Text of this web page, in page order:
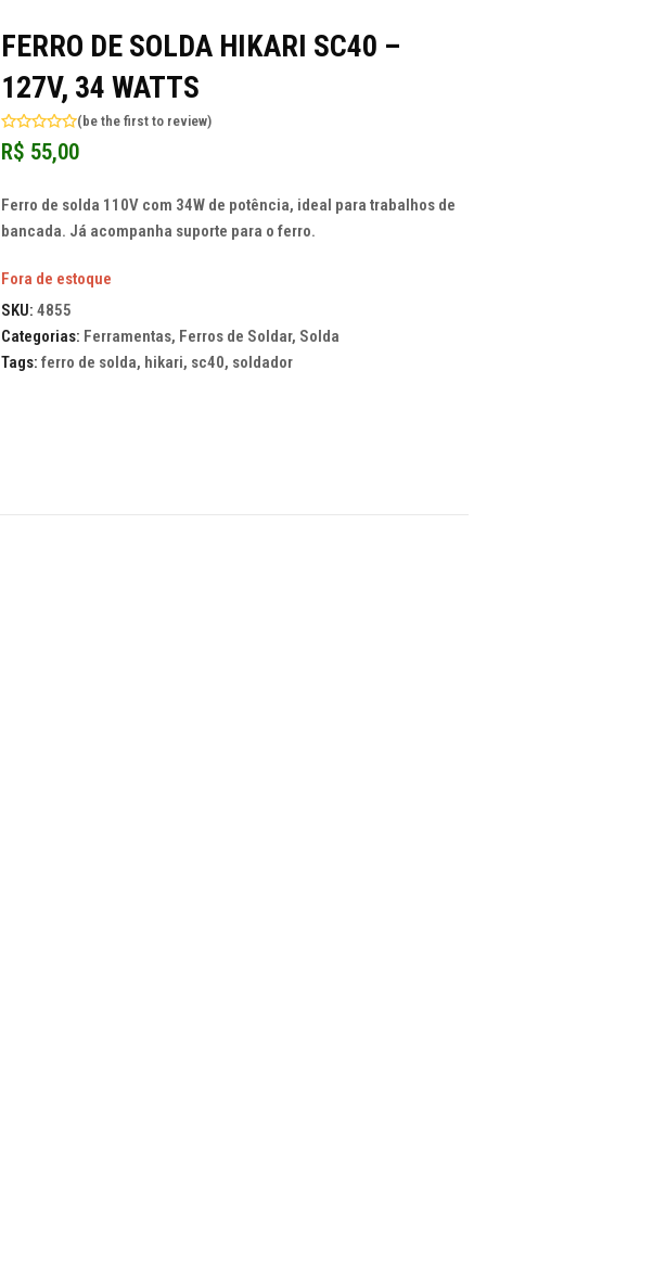
FERRO DE SOLDA HIKARI SC40 –
127V, 34 WATTS
Avaliação
0
( be the first to review)
R$ 55,00
Ferro de solda 110V com 34W de potência, ideal para trabalhos de
bancada. Já acompanha suporte para o ferro.
Fora de estoque
SKU: 4855
Categorias: Ferramentas, Ferros de Soldar, Solda
Tags: ferro de solda, hikari, sc40, soldador